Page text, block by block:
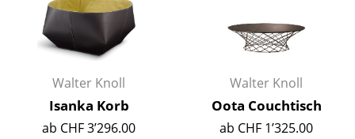
Schreibtische
Sekretäre & PC-Tische
Konferenztische
Stehtische & Stehpulte
Walter Knoll
Isanka Korb
ab CHF 3’296.00
Walter Knoll
Oota Couchtisch
ab CHF 1’325.00